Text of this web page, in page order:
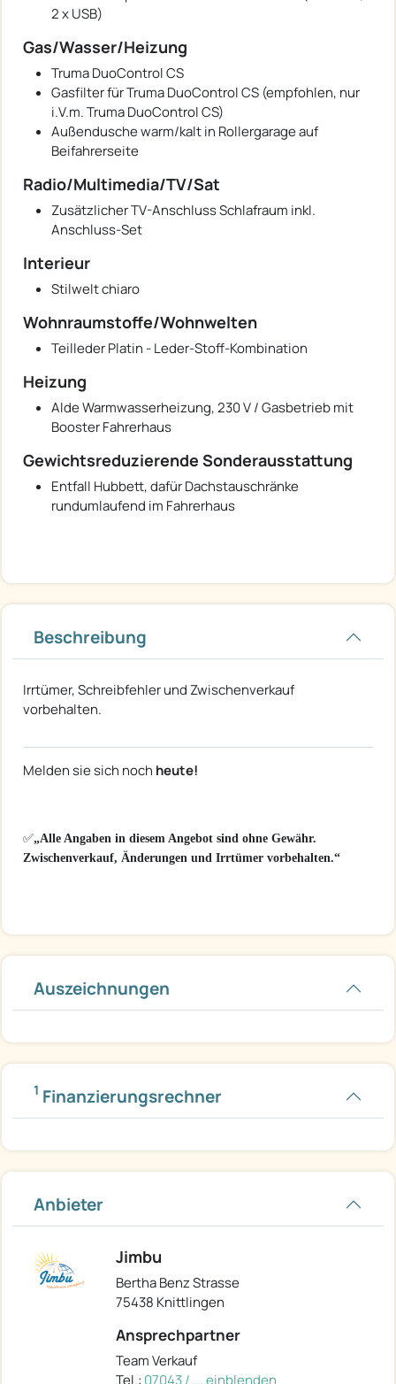
2 x USB)
Gas/Wasser/Heizung
Truma DuoControl CS
Gasfilter für Truma DuoControl CS (empfohlen, nur
i.V.m. Truma DuoControl CS)
Außendusche warm/kalt in Rollergarage auf
Beifahrerseite
Radio/Multimedia/TV/Sat
Zusätzlicher TV-Anschluss Schlafraum inkl.
Anschluss-Set
Interieur
Stilwelt chiaro
Wohnraumstoffe/Wohnwelten
Teilleder Platin - Leder-Stoff-Kombination
Heizung
Alde Warmwasserheizung, 230 V / Gasbetrieb mit
Booster Fahrerhaus
Gewichtsreduzierende Sonderausstattung
Entfall Hubbett, dafür Dachstauschränke
rundumlaufend im Fahrerhaus
Beschreibung
Irrtümer, Schreibfehler und Zwischenverkauf
vorbehalten.
Melden sie sich noch heute!
✅„Alle Angaben in diesem Angebot sind ohne Gewähr.
Zwischenverkauf, Änderungen und Irrtümer vorbehalten.“
Auszeichnungen
1 Finanzierungsrechner
Anbieter
Jimbu
Bertha Benz Strasse
75438 Knittlingen
Ansprechpartner
Team Verkauf
Tel.: 07043 / ... einblenden